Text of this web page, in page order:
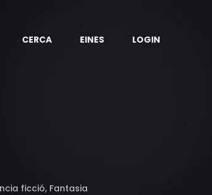
CERCA EINES LOGIN
ficció, Fantasia